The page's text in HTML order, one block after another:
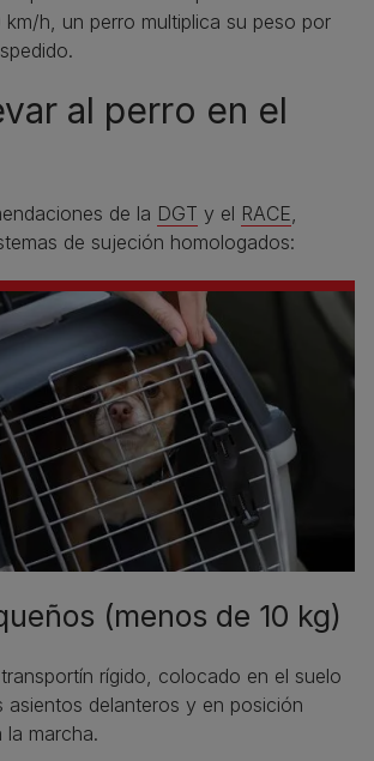
h, un perro multiplica su peso por
al perro en el
de la DGT y el RACE
de sujeción homologados:
(menos de 10 kg)
rígido, colocado en el suelo
asientos delanteros y en posición
la marcha.